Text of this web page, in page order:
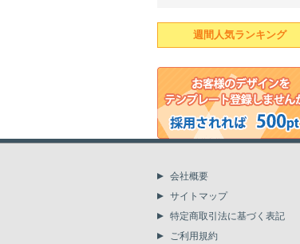
週間人気ランキング
会社概要
サイトマップ
特定商取引法に基づく表記
ご利用規約